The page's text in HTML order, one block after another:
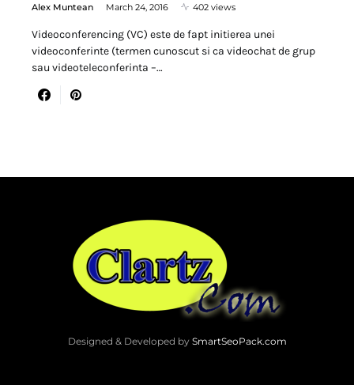
Alex Muntean March 24, 2016 402 views
Videoconferencing (VC) este de fapt initierea unei
videoconferinte (termen cunoscut si ca videochat de grup
sau videoteleconferinta –…
Designed & Developed by SmartSeoPack.com